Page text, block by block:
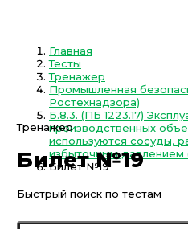
Главная
Тесты
Тренажер
Промышленная
Ростехнадзора)
Б.8.3. (ПБ 1223.17)
производственных
используются сосуды,
избыточным давлением
Билет №19
Тренажер
Билет №19
Быстрый поиск по тестам